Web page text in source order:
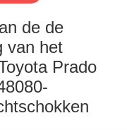
de de
van het
Prado